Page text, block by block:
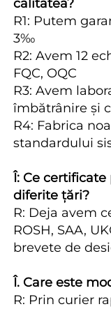
calitatea?
R1: Putem
3‰
R2: Avem 12
FQC, OQC
R3: Avem
îmbătrânire și
R4: Fabrica
Î: Ce
diferite țări?
R: Deja avem
ROSH, SAA,
brevete de
Î. Care este
R: Prin curier